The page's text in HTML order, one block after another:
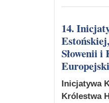
14. Inicjatywa Królestwa Belgii, Republiki Bułgarii, Republiki
Słowenii
Inicjatywa
Królestwa